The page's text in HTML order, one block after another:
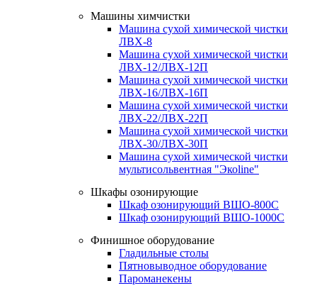
Машины химчистки
Машина сухой химической чистки
ЛВХ-8
Машина сухой химической чистки
ЛВХ-12/ЛВХ-12П
Машина сухой химической чистки
ЛВХ-16/ЛВХ-16П
Машина сухой химической чистки
ЛВХ-22/ЛВХ-22П
Машина сухой химической чистки
ЛВХ-30/ЛВХ-30П
Машина сухой химической чистки
мультисольвентная "Экоline"
Шкафы озонирующие
Шкаф озонирующий ВШО-800С
Шкаф озонирующий ВШО-1000С
Финишное оборудование
Гладильные столы
Пятновыводное оборудование
Пароманекены